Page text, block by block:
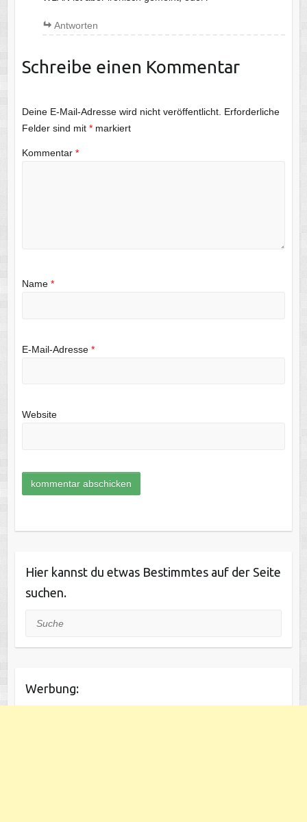
Antworten
Schreibe einen Kommentar
Deine E-Mail-Adresse wird nicht veröffentlicht. Erforderliche
Felder sind mit *markiert
Kommentar *
Name *
E-Mail-Adresse *
Website
Hier kannst du etwas Bestimmtes auf der Seite
suchen.
Suche
Werbung: